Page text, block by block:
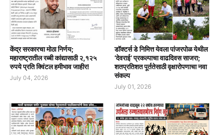
केंद्र सरकारचा मोठा निर्णय;
महाराष्ट्रातील रब्बी कांद्यासाठी २,१२५
रुपये प्रति क्विंटल हमीभाव जाहीर!
July 04, 2026
डॉक्टर्स डे निमित्त येवला पांजरपोळ येथील
‘देवराई’ प्रकल्पाचा वाढदिवस साजरा;
शतप्रतिशत पूर्ततेसाठी वृक्षारोपणाचा नवा
संकल्प
July 01, 2026